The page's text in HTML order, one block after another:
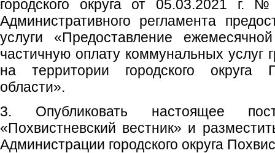
городского округа от 05.03.2021
Административного регламента
услуги «Предоставление
частичную оплату коммунальных
на территории городского округа
области».
3. Опубликовать настоящее
«Похвистневский вестник» и
Администрации городского округа